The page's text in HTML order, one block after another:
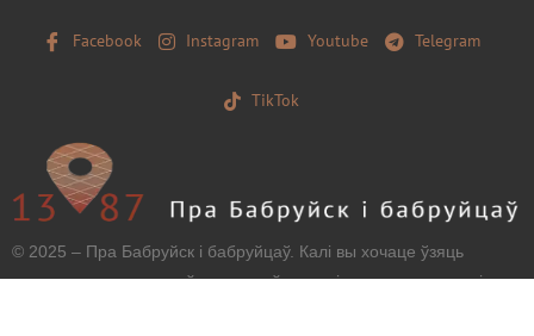
Facebook Instagram Youtube Telegram
TikTok
© 2025 – Пра Бабруйск і бабруйцаў. Калі вы хочаце ўзяць
матэрыял з нашага сайту, захавайце, калі ласка, загаловак і